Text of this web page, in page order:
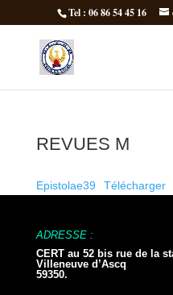
Tel : 06 86 54 45 16
REVUES M
Epistolae39 Télécharger
ADRESSE :
CERT au 52 bis rue de la
Villeneuve d’Ascq
59350.